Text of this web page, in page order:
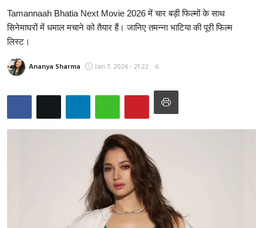
Technology
Sports
India
Tamannaah Bhatia Next Movie 2026 में चार बड़ी फिल्मों के साथ
सिनेमाघरों में धमाल मचाने को तैयार हैं। जानिए तमन्ना भाटिया की पूरी फिल्म
लिस्ट।
Ananya Sharma Jan 7, 2026 - 21:22 6